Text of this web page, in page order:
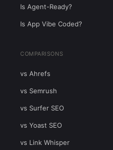
Is Agent-Ready?
Is App Vibe Coded?
COMPARISONS
vs Ahrefs
vs Semrush
vs Surfer SEO
vs Yoast SEO
vs Link Whisper